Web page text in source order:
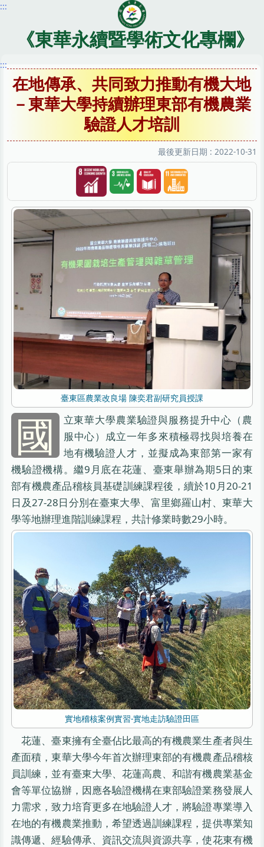
跳
內
區
:::
《東華永續暨學術文化專欄》
:::
在地傳承、共同致力推動有機大地
－東華大學持續辦理東部有機農業
驗證人才培訓
最後更新日期 : 2022-10-31
臺東區農業改良場 陳奕君副研究員授課
國
立東華大學農業驗證與服務提升中心（農
服中心）成立一年多來積極尋找與培養在
地有機驗證人才，並擬成為東部第一家有
機驗證機構。繼9月底在花蓮、臺東舉辦為期5日的東
部有機農產品稽核員基礎訓練課程後，續於10月20-21
日及27-28日分別在臺東大學、富里鄉羅山村、東華大
學等地辦理進階訓練課程，共計修業時數29小時。
實地稽核案例實習-實地走訪驗證田區
花蓮、臺東擁有全臺佔比最高的有機農業生產者與生
產面積，東華大學今年首次辦理東部的有機農產品稽核
員訓練，並有臺東大學、花蓮高農、和諧有機農業基金
會等單位協辦，因應各驗證機構在東部驗證業務發展人
力需求，致力培育更多在地驗證人才，將驗證專業導入
在地的有機農業推動，希望透過訓練課程，提供專業知
識傳遞、經驗傳承、資訊交流與資源共享，使花東有機